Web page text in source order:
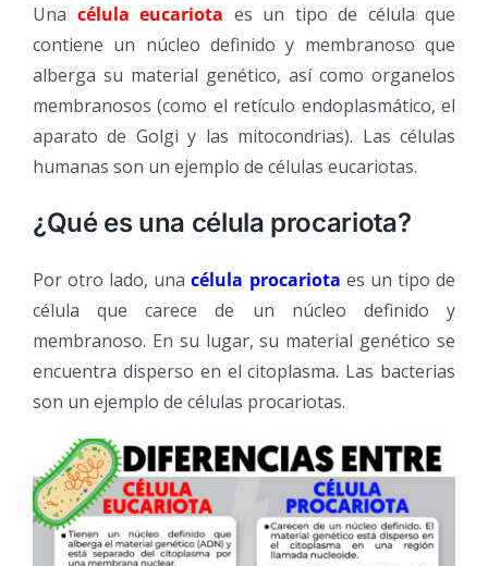
Una célula eucariota es un tipo de célula que
contiene un núcleo definido y membranoso que
alberga su material genético, así como organelos
membranosos (como el retículo endoplasmático, el
aparato de Golgi y las mitocondrias). Las células
humanas son un ejemplo de células eucariotas.
¿Qué es una célula procariota?
Por otro lado, unacélula procariota es un tipo de
célula que carece de un núcleo definido y
membranoso. En su lugar, su material genético se
encuentra disperso en el citoplasma. Las bacterias
son un ejemplo de células procariotas.